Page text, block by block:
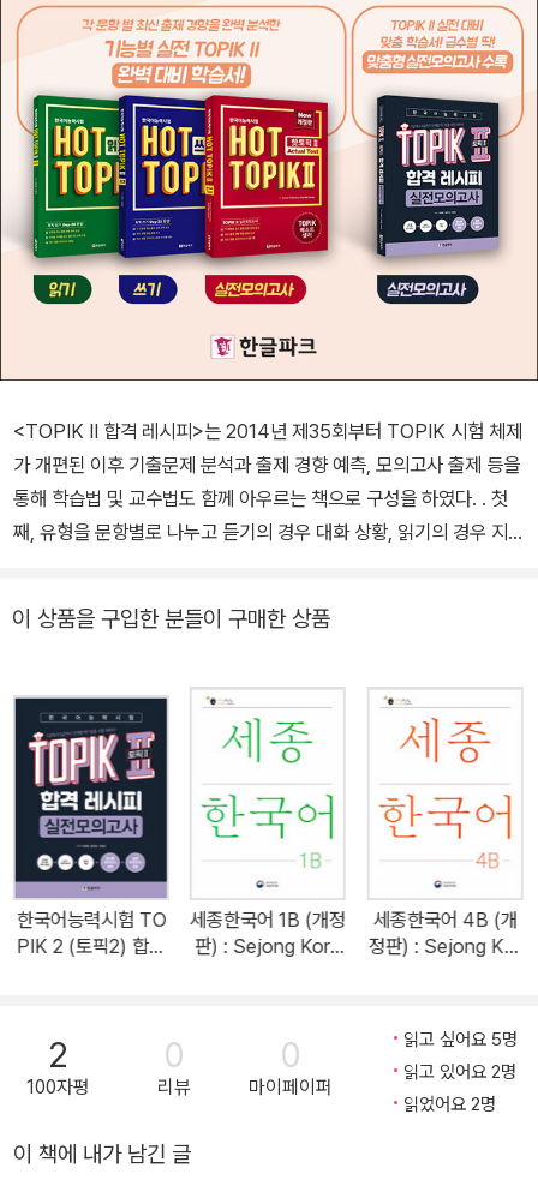
<TOPIK Ⅱ 합격 레시피>는 2014년 제35회부터 TOPIK 시험 체제
가 개편된 이후 기출문제 분석과 출제 경향 예측, 모의고사 출제 등을
통해 학습법 및 교수법도 함께 아우르는 책으로 구성을 하였다. . 첫
째, 유형을 문항별로 나누고 듣기의 경우 대화 상황, 읽기의 경우 지문
예상 문제로 만들어 실제 시험에 대비 넷째, 종합 점수를 기준으로 등
TOPIKⅡ를 한눈에 분석하는 영역 연계도 학습을 통해 자신의 실력을
확인 토픽 문제들을 급수별, 영역별로 묶어 학습자가 문제들의 연계
성을 두고 학습할 수 있게 하였다. 본인이 원하는 급수에 맞게 문제 유
형을 학습할 수 있고, 영역별로 연결된 문제들을 급수별로 파악하면
서 그 주제에 맞게 학습할 수 있는 최적의 구성을 제공하고 있다. 최신
기출 문제를 분석하였고, 다양한 예상 문제를 통해서 문제별 학습 집
중도를 높이고 있다. 이제까지 막연하게 토픽 시험을 공부해 왔다면
본인의 수준과 난이도에 맞춰 단계별로 올라가는 학습을 할 수 있다.
이 상품을 구입한 분들이 구매한 상품
한국어능력시험 TO
PIK 2 (토픽2) 합격
세종한국어 1B (개정
판) : Sejong Kore
세종한국어 4B (개
정판) : Sejong Kor
2
100자평
0
리뷰
0
마이페이퍼
읽고 싶어요 5명
읽고 있어요 2명
읽었어요 2명
이 책에 내가 남긴 글